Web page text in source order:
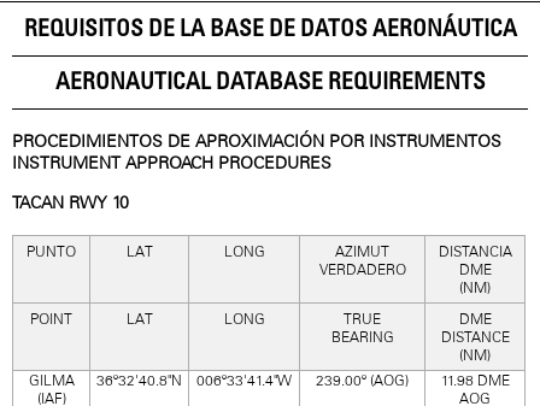
REQUISITOS DE LA BASE DE DATOS AERONÁUTICA
AERONAUTICAL DATABASE REQUIREMENTS
PROCEDIMIENTOS DE APROXIMACIÓN POR INSTRUMENTOS
INSTRUMENT APPROACH PROCEDURES
TACAN RWY 10
PUNTO LAT LONG
AZIMUT
VERDADERO
DISTANCIA
DME
(NM)
POINT
LAT LONG
TRUE
BEARING
DME
DISTANCE
(NM)
GILMA
(IAF)
36º32'40.8"N 006º33'41.4"W 239.00º (AOG)
11.98 DME
AOG